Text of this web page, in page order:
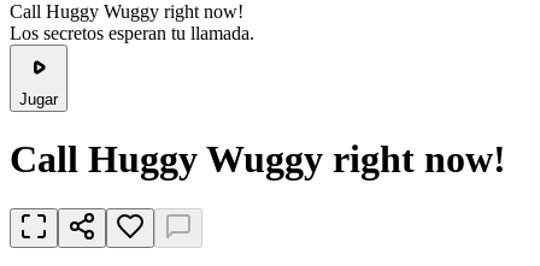
Call Huggy Wuggy right now!
Los secretos esperan tu llamada.
Jugar
Call Huggy Wuggy right now!